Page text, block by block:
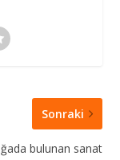
Sonraki
bulunan sanat